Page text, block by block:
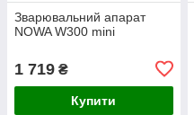
Зварювальний апарат
NOWA W300 mini
1 719 ₴
Купити